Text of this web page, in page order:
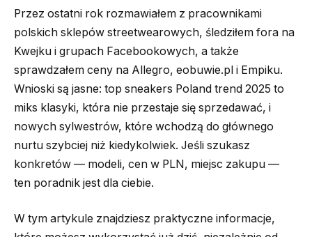
Przez ostatni rok rozmawiałem z pracownikami
polskich sklepów streetwearowych, śledziłem fora na
Kwejku i grupach Facebookowych, a także
sprawdzałem ceny na Allegro, eobuwie.pl i Empiku.
Wnioski są jasne: top sneakers Poland trend 2025 to
miks klasyki, która nie przestaje się sprzedawać, i
nowych sylwestrów, które wchodzą do głównego
nurtu szybciej niż kiedykolwiek. Jeśli szukasz
konkretów — modeli, cen w PLN, miejsc zakupu —
ten poradnik jest dla ciebie.
W tym artykule znajdziesz praktyczne informacje,